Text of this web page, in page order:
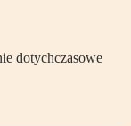
dotychczasowe